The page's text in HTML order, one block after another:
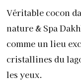
Véritable cocon
nature & Spa
comme un lieu
cristallines du
les yeux.